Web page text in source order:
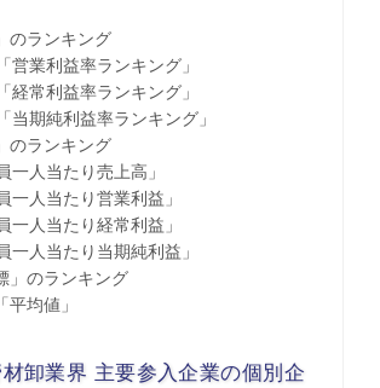
ランキング
業利益率ランキング」
常利益率ランキング」
期純利益率ランキング」
ランキング
人当たり売上高」
人当たり営業利益」
人当たり経常利益」
人当たり当期純利益」
のランキング
均値」
卸業界 主要参入企業の個別企